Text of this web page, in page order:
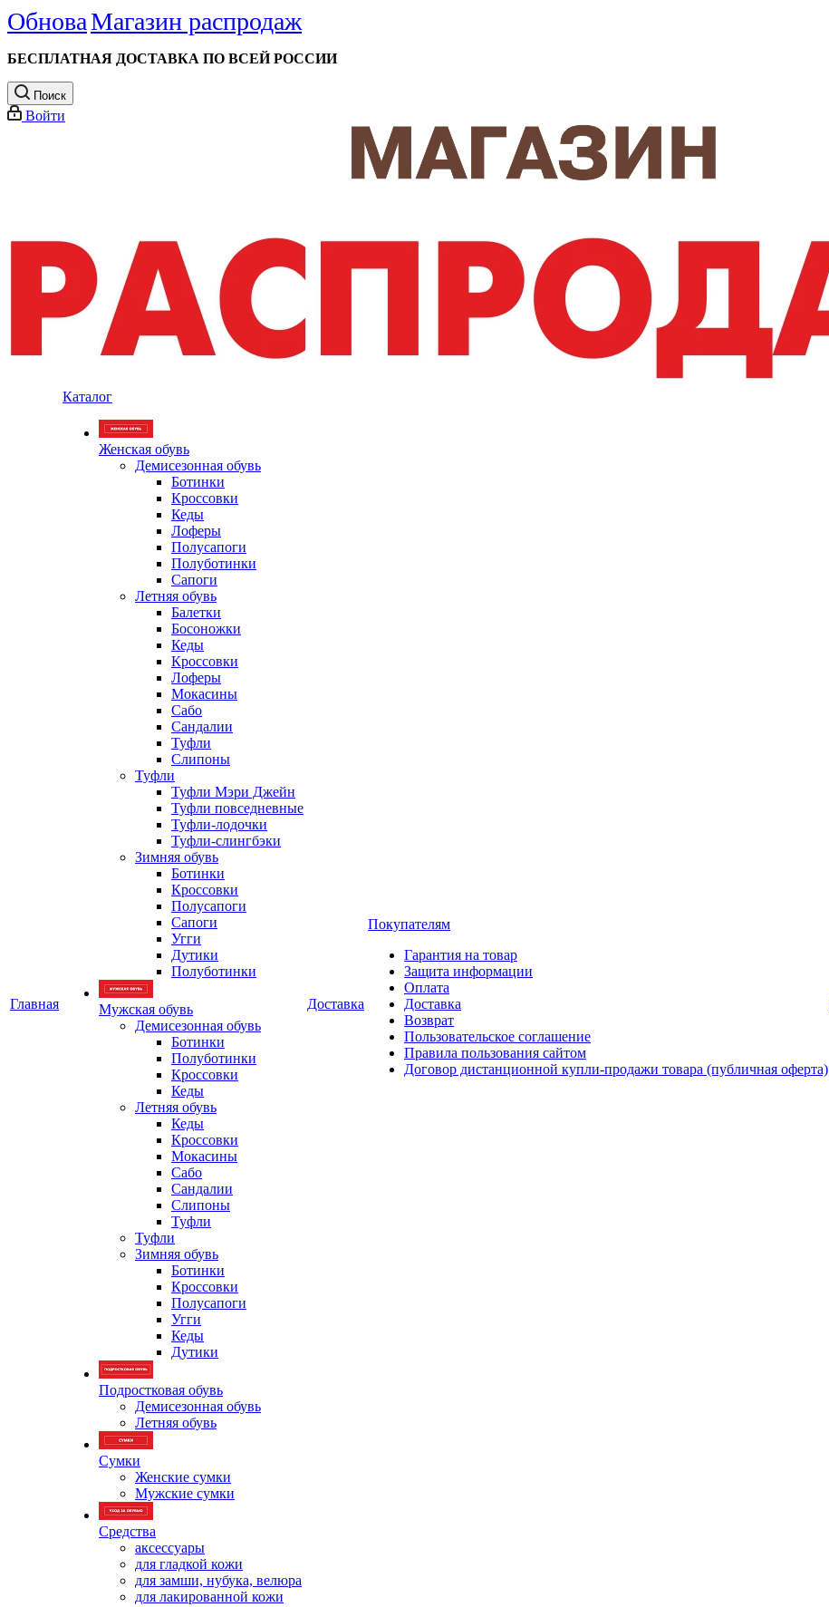
ОбноваМагазин распродаж
БЕСПЛАТНАЯ ДОСТАВКА ПО ВСЕЙ РОССИИ
Поиск
Войти
Главная
Каталог
Женская обувь
Демисезонная обувь
Ботинки
Кроссовки
Кеды
Лоферы
Полусапоги
Полуботинки
Сапоги
Летняя обувь
Балетки
Босоножки
Кеды
Кроссовки
Лоферы
Мокасины
Сабо
Сандалии
Туфли
Слипоны
Туфли
Туфли Мэри Джейн
Туфли повседневные
Туфли-лодочки
Туфли-слингбэки
Зимняя обувь
Ботинки
Кроссовки
Полусапоги
Сапоги
Угги
Дутики
Полуботинки
Мужская обувь
Демисезонная обувь
Ботинки
Полуботинки
Кроссовки
Кеды
Летняя обувь
Кеды
Кроссовки
Мокасины
Сабо
Сандалии
Слипоны
Туфли
Туфли
Зимняя обувь
Ботинки
Кроссовки
Полусапоги
Угги
Кеды
Дутики
Подростковая обувь
Демисезонная обувь
Летняя обувь
Сумки
Женские сумки
Мужские сумки
Средства
аксессуары
для гладкой кожи
для замши, нубука, велюра
для лакированной кожи
Доставка
Покупателям
Гарантия на товар
Защита информации
Оплата
Доставка
Возврат
Пользовательское соглашение
Правила пользования сайтом
Договор дистанционной купли-продажи товара (публичная оферта)